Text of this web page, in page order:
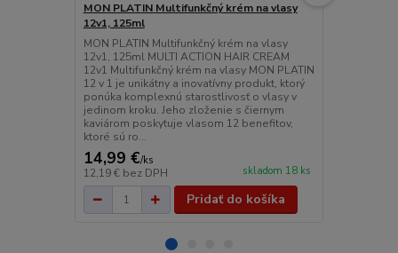
MON PLATIN Multifunkčný krém na vlasy
12v1, 125ml
MON PLATIN Multifunkčný krém na vlasy
12v1, 125ml MULTI ACTION HAIR CREAM
12v1 Multifunkčný krém na vlasy MON PLATIN
12 v 1 je unikátny a inovatívny produkt, ktorý
ponúka komplexnú starostlivosť o vlasy v
jedinom kroku. Jeho zloženie s čiernym
kaviárom poskytuje vlasom 12 benefitov,
ktoré sú ro...
14,99 €/ks
12,19 € bez DPH skladom 18 ks
Pridať do košíka